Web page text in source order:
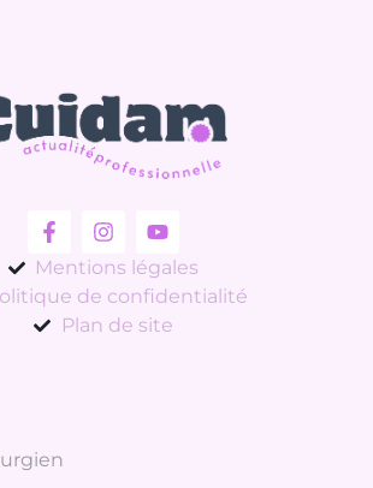
Mentions légales
de confidentialité
Plan de site